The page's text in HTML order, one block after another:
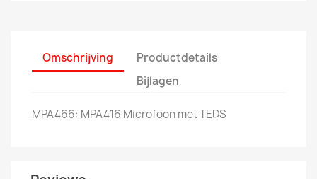
Omschrijving
Productdetails
Bijlagen
MPA466: MPA416 Microfoon met TEDS